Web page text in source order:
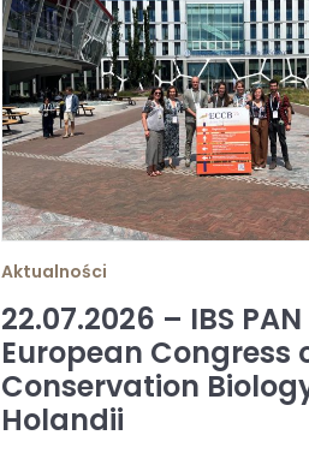
Aktualności
22.07.2026 – IBS
European Congress
Conservation
Holandii